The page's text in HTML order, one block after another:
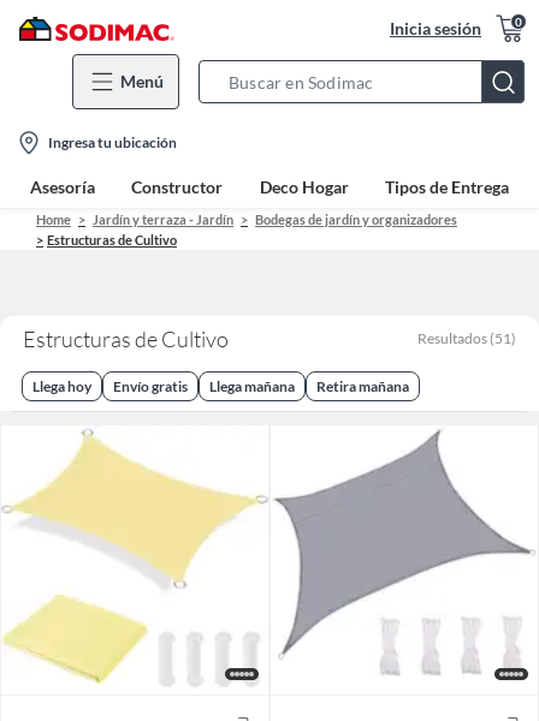
Inicia sesión 0
Menú
Bar
location-
icon
Ingresa tu ubicación
Asesoría Constructor Deco Hogar Tipos de Entrega
Home Jardín y terraza - Jardín
Bodegas de jardín y organizadores
Estructuras de Cultivo
Estructuras de Cultivo Resultados (51)
Llega hoy Envío gratis Llega mañana Retira mañana